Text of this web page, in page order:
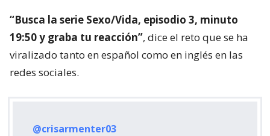
“Busca la serie Sexo/Vida, episodio 3, minuto
19:50 y graba tu reacción”, dice el reto que se ha
viralizado tanto en español como en inglés en las
redes sociales.
@crisarmenter03